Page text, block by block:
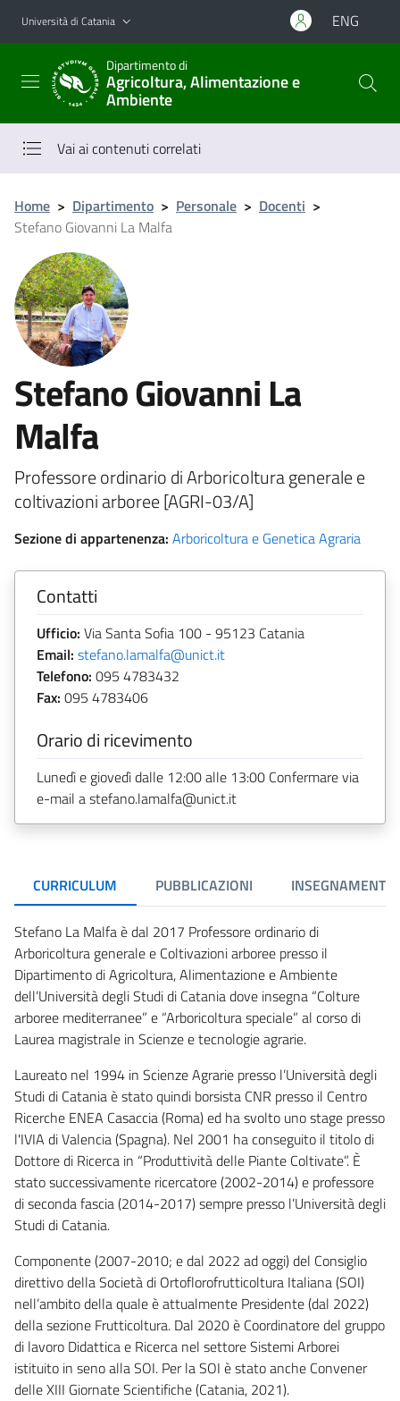
Vai al contenuto principale
Vai al menu di navigazione
Università di Catania ENG
Dipartimento di
Agricoltura, Alimentazione e
Ambiente
Vai ai contenuti correlati
Home > Dipartimento > Personale > Docenti >
Stefano Giovanni La Malfa
Stefano Giovanni La
Malfa
Professore ordinario di Arboricoltura generale e
coltivazioni arboree [AGRI-03/A]
Sezione di appartenenza: Arboricoltura e Genetica Agraria
Contatti
Ufficio: Via Santa Sofia 100 - 95123 Catania
Email: stefano.lamalfa@unict.it
Telefono: 095 4783432
Fax: 095 4783406
Orario di ricevimento
Lunedì e giovedì dalle 12:00 alle 13:00 Confermare via
e-mail a stefano.lamalfa@unict.it
CURRICULUM PUBBLICAZIONI INSEGNAMENTI
Stefano La Malfa è dal 2017 Professore ordinario di
Arboricoltura generale e Coltivazioni arboree presso il
Dipartimento di Agricoltura, Alimentazione e Ambiente
dell’Università degli Studi di Catania dove insegna “Colture
arboree mediterranee” e “Arboricoltura speciale” al corso di
Laurea magistrale in Scienze e tecnologie agrarie.
Laureato nel 1994 in Scienze Agrarie presso l’Università degli
Studi di Catania è stato quindi borsista CNR presso il Centro
Ricerche ENEA Casaccia (Roma) ed ha svolto uno stage presso
l'IVIA di Valencia (Spagna). Nel 2001 ha conseguito il titolo di
Dottore di Ricerca in “Produttività delle Piante Coltivate”. È
stato successivamente ricercatore (2002-2014) e professore
di seconda fascia (2014-2017) sempre presso l’Università degli
Studi di Catania.
Componente (2007-2010; e dal 2022 ad oggi) del Consiglio
direttivo della Società di Ortoflorofrutticoltura Italiana (SOI)
nell’ambito della quale è attualmente Presidente (dal 2022)
della sezione Frutticoltura. Dal 2020 è Coordinatore del gruppo
di lavoro Didattica e Ricerca nel settore Sistemi Arborei
istituito in seno alla SOI. Per la SOI è stato anche Convener
delle XIII Giornate Scientifiche (Catania, 2021).